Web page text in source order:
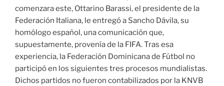
comenzara este, Ottarino Barassi, el presidente de la
Federación Italiana, le entregó a Sancho Dávila, su
homólogo español, una comunicación que,
supuestamente, provenía de la FIFA. Tras esa
experiencia, la Federación Dominicana de Fútbol no
participó en los siguientes tres procesos mundialistas.
Dichos partidos no fueron contabilizados por la KNVB